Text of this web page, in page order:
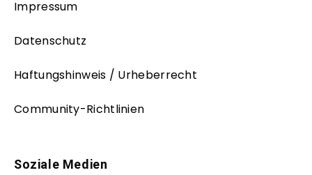
Impressum
Datenschutz
Haftungshinweis / Urheberrecht
Community-Richtlinien
Soziale Medien